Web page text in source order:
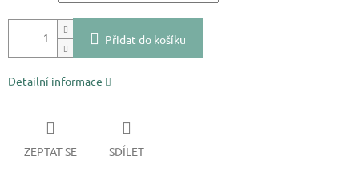
Přidat do košíku
Detailní informace
ZEPTAT SE SDÍLET